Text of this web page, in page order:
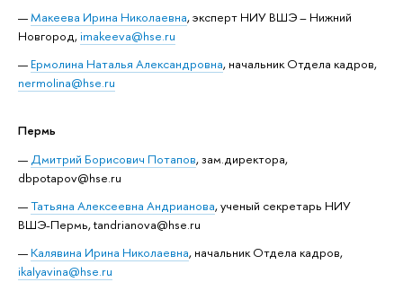
Макеева Ирина Николаевна, эксперт НИУ ВШЭ – Нижний
Новгород,imakeeva@hse.ru
Ермолина Наталья Александровна, начальник Отдела кадров,
nermolina@hse.ru
Пермь
Дмитрий Борисович Потапов, зам.директора,
dbpotapov@hse.ru
Татьяна Алексеевна Андрианова, ученый секретарь НИУ
ВШЭ-Пермь, tandrianova@hse.ru
Калявина Ирина Николаевна, начальник Отдела кадров,
ikalyavina@hse.ru